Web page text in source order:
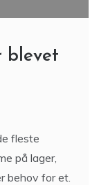
blevet
fleste
på lager,
behov for et.